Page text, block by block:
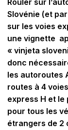
Rouler sur
Slovénie (et
sur les voies
une vignette
« vinjeta
donc
les autoroutes
routes à 4
express H et
pour tous les
étrangers de 2